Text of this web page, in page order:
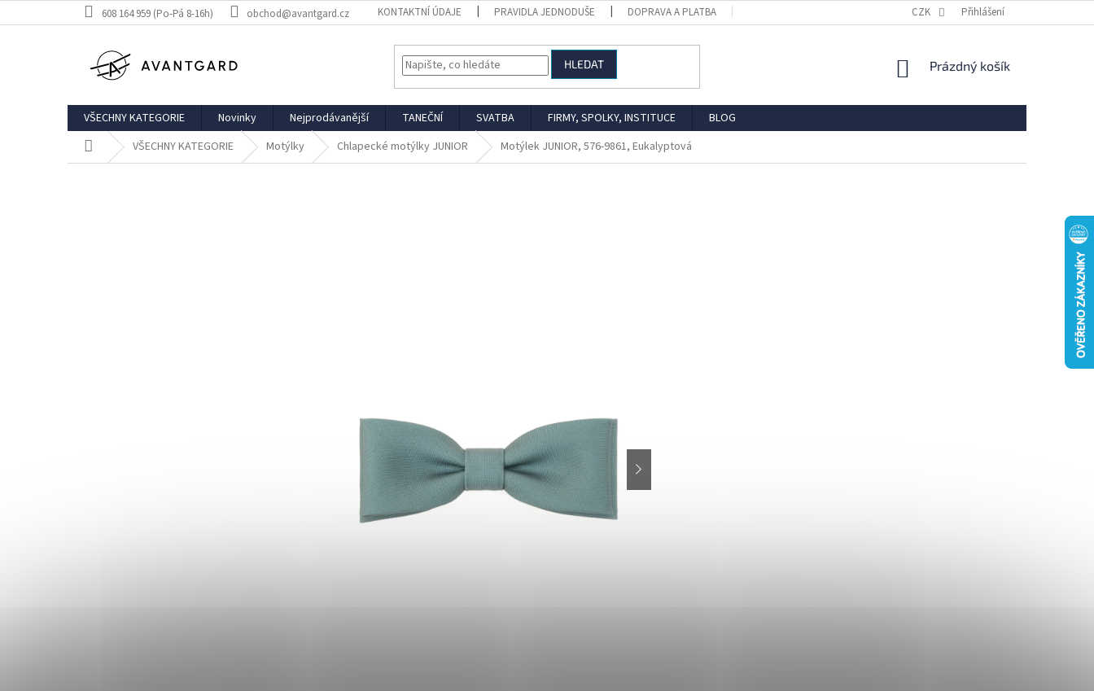
na
608 164 959 (Po-Pá 8-16h) obchod@avantgard.cz KONTAKTNÍ ÚDAJE PRAVIDLA JEDNODUŠE DOPRAVA A PLATBA REKLAMACE VRÁCENÍ ZBOŽÍ
CZK Přihlášení
HLEDAT
NÁKUPNÍ
Prázdný košík
VŠECHNY KATEGORIE Novinky Nejprodávanější TANEČNÍ SVATBA FIRMY, SPOLKY, INSTITUCE
BLOG
Domů VŠECHNY KATEGORIE Motýlky Chlapecké motýlky JUNIOR Motýlek JUNIOR, 576-9861, Eukalyptová